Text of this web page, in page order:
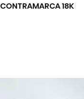
CONTRAMARCA 18K